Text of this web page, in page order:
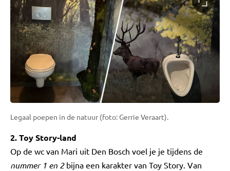
Legaal poepen in de natuur (foto: Gerrie Veraart).
2. Toy Story-land
Op de wc van Mari uit Den Bosch voel je je tijdens de
nummer 1 en 2 bijna een karakter van Toy Story. Van